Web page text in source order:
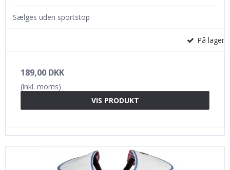
Sælges uden sportstop
På lager
189,00 DKK
(inkl. moms)
VIS PRODUKT